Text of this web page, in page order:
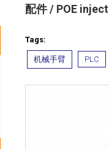
配件 / POE
Tags:
机械手臂 PLC